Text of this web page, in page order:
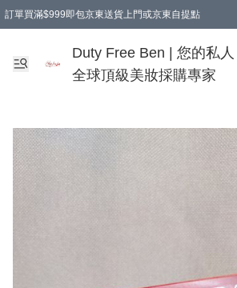
訂單買滿$999即包京東送貨上門或京東自提點
Duty Free Ben | 您的私人
全球頂級美妝採購專家